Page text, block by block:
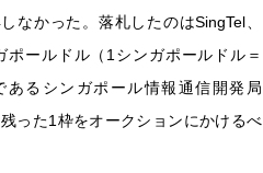
なかった。落札したのはSingTel、
ポールドル（1シンガポールドル＝
るシンガポール情報通信開発局
った1枠をオークションにかけるべ